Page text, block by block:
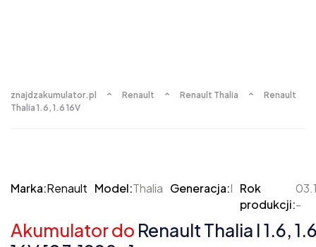
znajdzakumulator.pl Renault Renault Thalia
Renault
Thalia 1.6, 1.6 16V
Marka:Renault Model:Thalia Generacja:I Rok
produkcji:-
Akumulator do Renault Thalia I 1.6,